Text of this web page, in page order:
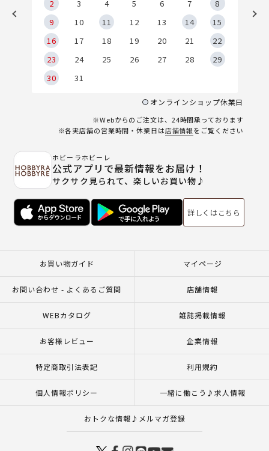
2
3 4 5 6 7
8
9
10 11 12 13 14
15
16
17 18 19 20 21
22
23
24 25 26 27 28
29
30
31
オンラインショップ休業日
※Webからのご注文は、24時間承っております
※各実店舗の営業時間・休業日は店舗情報をご覧ください
ホビーラホビーレ
公式アプリで最新情報をお届け！
サクサク見られて、楽しいお買い物♪
詳しくはこちら
お買い物ガイド マイページ
お問い合わせ - よくあるご質問 店舗情報
WEBカタログ 雑誌掲載情報
お客様レビュー 企業情報
特定商取引法表記 利用規約
個人情報ポリシー 一緒に働こう♪求人情報
おトクな情報♪メルマガ登録